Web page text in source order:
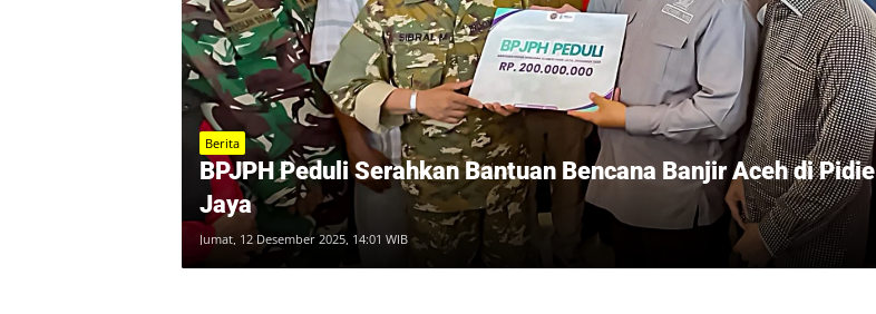
Berita
BPJPH Peduli Serahkan Bantuan Bencana Banjir Aceh di Pidie
Jaya
Jumat, 12 Desember 2025, 14:01 WIB